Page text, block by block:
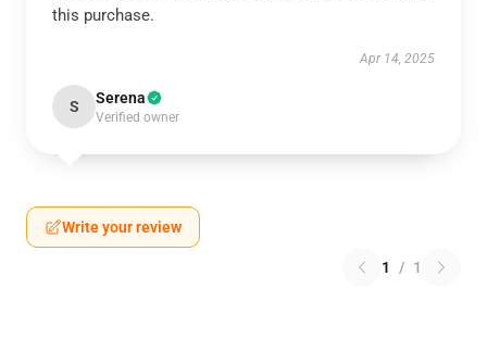
this purchase.
Apr 14, 2025
S Serena
Verified owner
Write your review
1 / 1